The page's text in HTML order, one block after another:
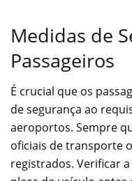
Medidas de
Passageiros
É crucial que os
de segurança ao
aeroportos. Sempre
oficiais de transporte
registrados. Verificar